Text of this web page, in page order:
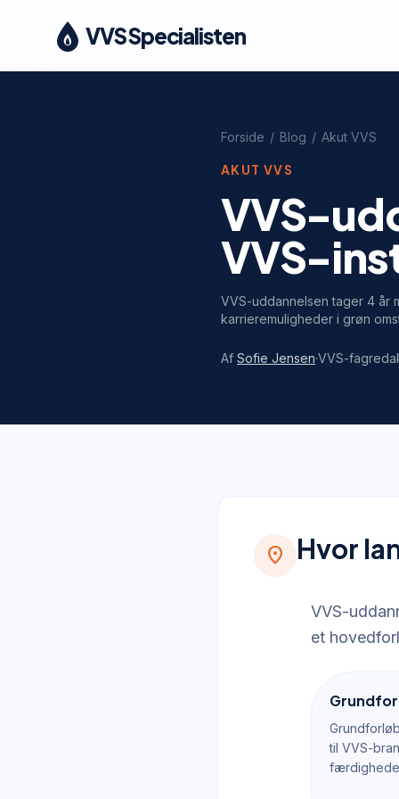
VVS Specialisten
Forside / Blog / Akut VVS
AKUT VVS
VVS-
VVS-
VVS-uddannelsen tager 4 år
karrieremuligheder i grøn
Af Sofie Jensen·VVS-
location_on Hvor
VVS-
et
til VVS-